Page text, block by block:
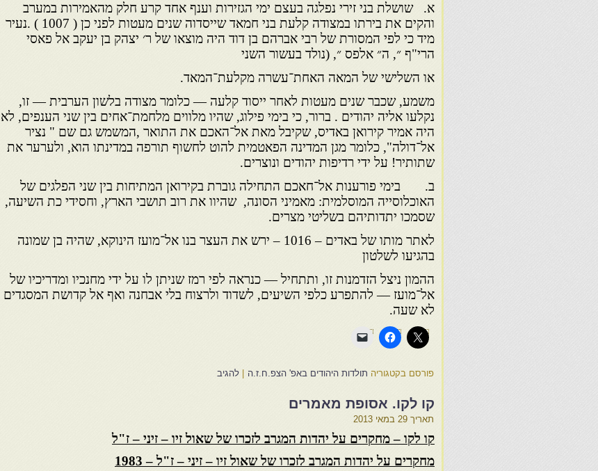
א. שושלת בני זירי נפלגה בעצם ימי הגזירות וענף אחד קרע חלק מהאמירות במערב
והקים את בירתו במצודה קלעת בני חמאד שייסדוה שנים מעטות לפני כן ( 1007 ) .נעיר
מיד כי לפי המסורת של רבי אברהם בן דוד היה מוצאו של ר׳ יצהק בן יעקב אל פאסי
הרי"ף ״, ה״ אלפס ״, (נולד בעשור השני
או השלישי של המאה האחת־עשרה מקלעת־המאד.
משמע, שכבר שנים מעטות לאחר ייסוד קלעה — כלומר מצודה בלשון הערבית — זו,
נקלעו אליה יהודים . ברור, כי בימי פילוג, שהיו מלווים מלחמת־אחים בין שני הענפים, לא
היה אמיר קירואן באדיס, שקיבל מאת אל־האכם את התואר ,המשמש גם שם " נציר
אל־דולה", כלומר מגן המדינה הפאטמית להוט לחשוף תורפה במדינתו הוא, ולערער את
שתותיר! על ידי רדיפות יהודים ונוצרים.
ב. בימי פורענות אל־חאכם התחילה גוברת בקירואן המתיחות בין שני הפלגים של
האוכלוסייה המוסלמית: מאמיני הסונה, שהיוו את רוב תושבי הארץ, וחסידי כת השיעה,
שסמכו יתדותיהם בשליטי מצרים.
לאתר מותו של באדים – 1016 – ירש את העצר בנו אל־מועז הינוקא, שהיה בן שמונה
בהגיעו לשלטון
ההמון ניצל הזדמנות זו, ותתחיל — כנראה לפי רמז שניתן לו על ידי מחנכיו ומדריכיו של
אל־מועז — להתפרע כלפי השיעים, לשדוד ולרצוח בלי אבחנה ואף אל קדושת המסגדים
לא שעה.
פורסם בקטגוריה תולדות היהודים באפ' הצפ.ח.ז.ה להגיב
קו לקו. אסופת מאמרים
תאריך 29 במאי 2013
קו לקו – מחקרים על יהדות המגרב לזכרו של שאול זיו – זיני – ז"ל
מחקרים על יהדות המגרב לזכרו של שאול זיו – זיני – ז"ל – 1983